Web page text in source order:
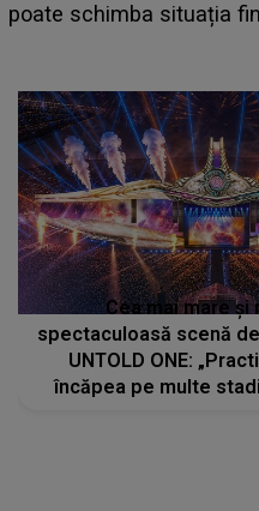
așteptate concerte pe
Cea mai mare și
spectaculoasă scenă
UNTOLD ONE:
încăpea pe multe